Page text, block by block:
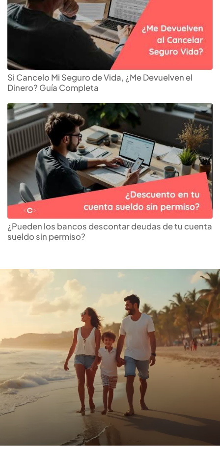
Si Cancelo Mi Seguro de Vida, ¿Me Devuelven el
Dinero? Guía Completa
¿Pueden los bancos descontar deudas de tu cuenta
sueldo sin permiso?
Escoge elseguro de vida
ideal para ti